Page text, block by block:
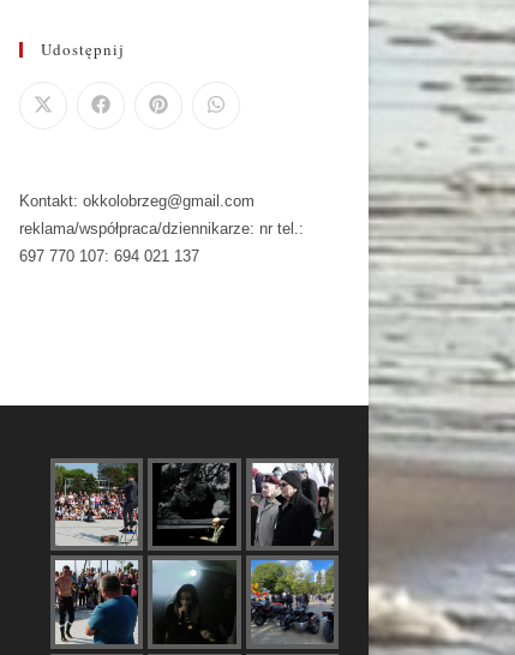
Udostępnij
Kontakt: okkolobrzeg@gmail.com
reklama/współpraca/dziennikarze: nr tel.:
697 770 107: 694 021 137